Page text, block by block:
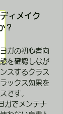
ガの初心者向
を確認しなが
スするクラス
ックス効果を
です。
ガでメンテナ
ィメイク
？